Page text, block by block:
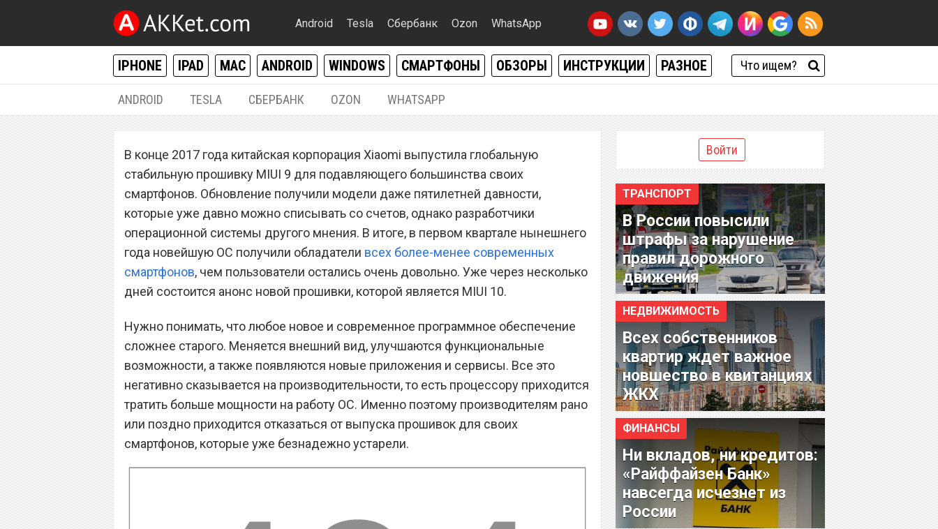
Android Tesla Сбербанк Ozon WhatsApp
IPHONE IPAD MAC ANDROID WINDOWS СМАРТФОНЫ ОБЗОРЫ ИНСТРУКЦИИ РАЗНОЕ
ANDROID TESLA СБЕРБАНК OZON WHATSAPP
Xiaomi назвала смартфоны, которые
никогда не обновятся до MIUI 10
В конце 2017 года китайская корпорация Xiaomi выпустила глобальную
стабильную прошивку MIUI 9 для подавляющего большинства своих
смартфонов. Обновление получили модели даже пятилетней давности,
которые уже давно можно списывать со счетов, однако разработчики
операционной системы другого мнения. В итоге, в первом квартале нынешнего
года новейшую ОС получили обладатели всех более-менее современных
смартфонов, чем пользователи остались очень довольно. Уже через несколько
дней состоится анонс новой прошивки, которой является MIUI 10.
Нужно понимать, что любое новое и современное программное обеспечение
сложнее старого. Меняется внешний вид, улучшаются функциональные
возможности, а также появляются новые приложения и сервисы. Все это
негативно сказывается на производительности, то есть процессору приходится
тратить больше мощности на работу ОС. Именно поэтому производителям рано
или поздно приходится отказаться от выпуска прошивок для своих
смартфонов, которые уже безнадежно устарели.
Войти
ТРАНСПОРТ
В России повысили
штрафы за нарушение
правил дорожного
движения
НЕДВИЖИМОСТЬ
Всех собственников
квартир ждет важное
новшество в квитанциях
ЖКХ
ФИНАНСЫ
Ни вкладов, ни кредитов:
«Райффайзен Банк»
навсегда исчезнет из
России